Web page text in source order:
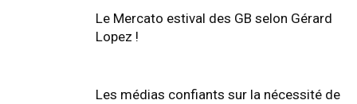
Le Mercato estival des GB selon Gérard
Lopez !
Les médias confiants sur la nécessité de